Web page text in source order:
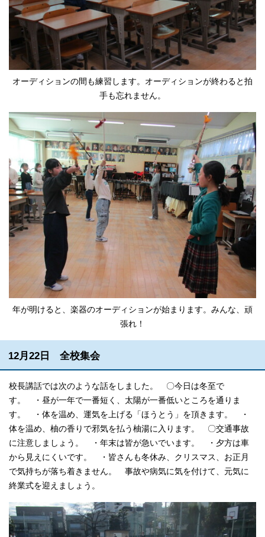
オーディションの間も練習します。オーディションが終わると拍
手も忘れません。
年が明けると、楽器のオーディションが始まります。みんな、頑
張れ！
12月22日 全校集会
校長講話では次のような話をしました。 〇今日は冬至で
す。 ・昼が一年で一番短く、太陽が一番低いところを通りま
す。 ・体を温め、運気を上げる「ほうとう」を頂きます。 ・
体を温め、柚の香りで邪気を払う柚湯に入ります。 〇交通事故
に注意しましょう。 ・年末は皆が急いでいます。 ・夕方は車
から見えにくいです。 ・皆さんも冬休み、クリスマス、お正月
で気持ちが落ち着きません。 事故や病気に気を付けて、元気に
終業式を迎えましょう。